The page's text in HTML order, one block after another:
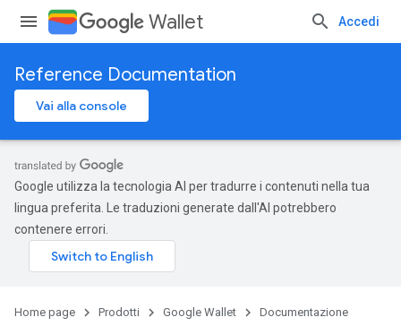
Wallet Accedi
Reference Documentation
Vai alla console
Google utilizza la tecnologia AI per tradurre i contenuti nella tua
lingua preferita. Le traduzioni generate dall'AI potrebbero
contenere errori.
Home page Prodotti Google Wallet
Documentazione